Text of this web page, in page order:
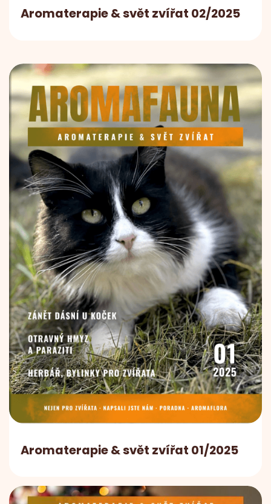
Aromaterapie & svět zvířat 02/2025
Aromaterapie & svět zvířat 01/2025